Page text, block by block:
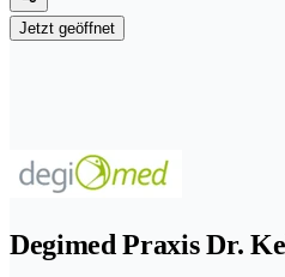
Jetzt geöffnet
Degimed Praxis Dr.